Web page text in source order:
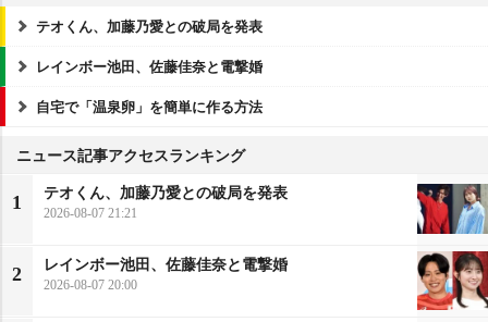
テオくん、加藤乃愛との破局を発表
レインボー池田、佐藤佳奈と電撃婚
自宅で「温泉卵」を簡単に作る方法
ニュース記事アクセスランキング
1
テオくん、加藤乃愛との破局を発表
2026-08-07 21:21
2
レインボー池田、佐藤佳奈と電撃婚
2026-08-07 20:00